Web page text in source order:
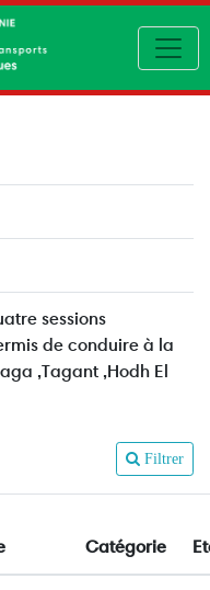
sessions
de conduire à la
,Tagant ,Hodh El
Filtrer
Catégorie